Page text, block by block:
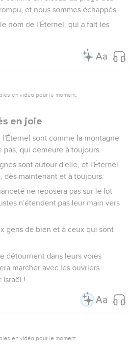
nom de l'Éternel, qui a fait les
sont comme la montagne
pas, qui demeure à toujours.
sont autour d'elle, et l'Éternel
dès maintenant et à toujours.
ne reposera pas sur le lot
n'étendent pas leur main vers
gens de bien et à ceux qui sont
détournent dans leurs voies
marcher avec les ouvriers
Israël !